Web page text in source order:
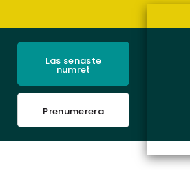
Läs senaste
numret
Prenumerera